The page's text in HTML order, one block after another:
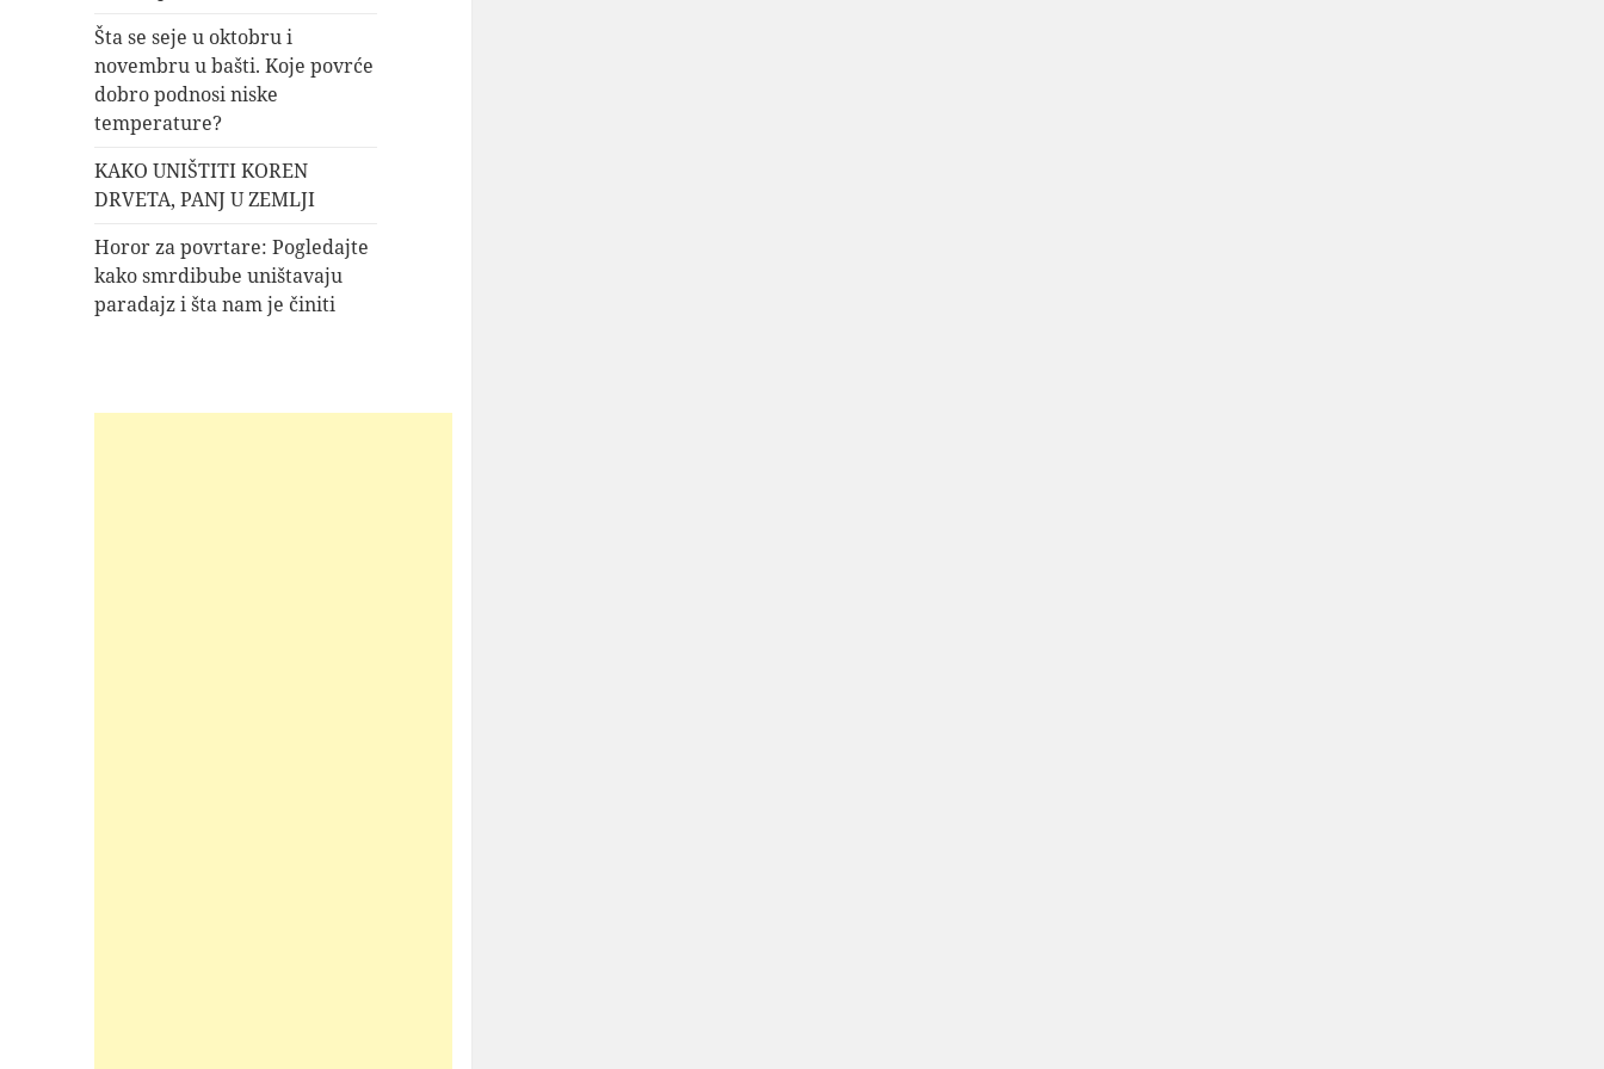
Šta se seje u oktobru i
novembru u bašti. Koje povrće
dobro podnosi niske
temperature?
KAKO UNIŠTITI KOREN
DRVETA, PANJ U ZEMLJI
Horor za povrtare: Pogledajte
kako smrdibube uništavaju
paradajz i šta nam je činiti